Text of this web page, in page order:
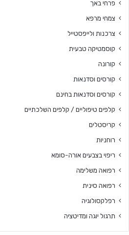
פרחי באך
צמחי מרפא
צרכנות ולייפסטייל
קוסמטיקה טבעית
קורונה
קורסים וסדנאות
קורסים וסדנאות בחינם
קלפים טיפוליים / קלפים השלכתיים
קריסטלים
רוחניות
ריפוי בצבעים אורה-סומא
רפואה משלימה
רפואה סינית
רפלקסולוגיה
תרגול יוגה ומדיטציה